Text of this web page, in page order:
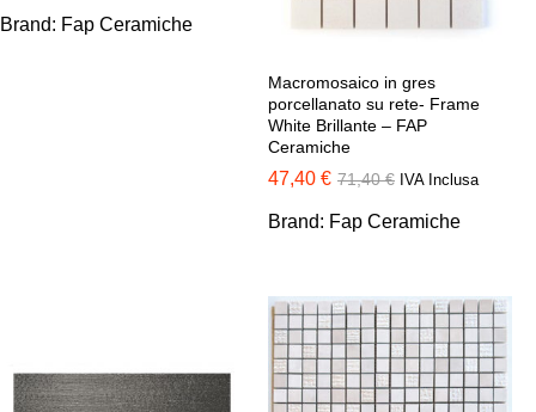
Brand: Fap Ceramiche
Macromosaico in gres
porcellanato su rete- Frame
White Brillante – FAP
Ceramiche
47,40 € 71,40€ IVA Inclusa
Brand: Fap Ceramiche